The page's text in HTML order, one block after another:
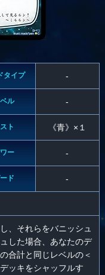
タイプ -
ル -
ト 《青》×１
ー -
ド -
、それらをバニッシュ
した場合、あなたのデ
合計と同じレベルの＜
ッキをシャッフルす